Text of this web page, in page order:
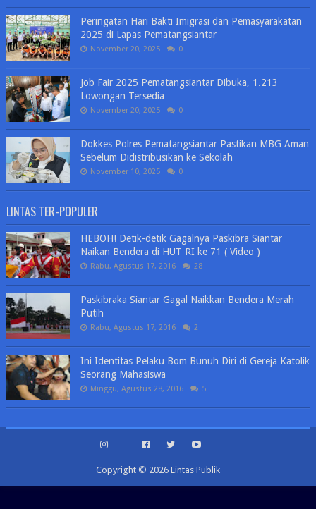
Peringatan Hari Bakti Imigrasi dan Pemasyarakatan
2025 di Lapas Pematangsiantar
November 20, 2025 0
Job Fair 2025 Pematangsiantar Dibuka, 1.213
Lowongan Tersedia
November 20, 2025 0
Dokkes Polres Pematangsiantar Pastikan MBG Aman
Sebelum Didistribusikan ke Sekolah
November 10, 2025 0
LINTAS TER-POPULER
HEBOH! Detik-detik Gagalnya Paskibra Siantar
Naikan Bendera di HUT RI ke 71 ( Video )
Rabu, Agustus 17, 2016 28
Paskibraka Siantar Gagal Naikkan Bendera Merah
Putih
Rabu, Agustus 17, 2016 2
Ini Identitas Pelaku Bom Bunuh Diri di Gereja Katolik
Seorang Mahasiswa
Minggu, Agustus 28, 2016 5
Copyright © 2026 Lintas Publik